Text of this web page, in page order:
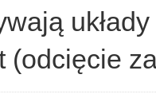
(odcięcie